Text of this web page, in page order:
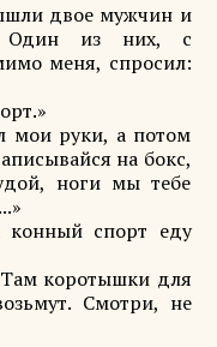
двое мужчин и
Один из них, с
меня, спросил:
мои руки, а потом
на бокс,
ноги мы тебе
конный спорт еду
коротышки для
Смотри, не